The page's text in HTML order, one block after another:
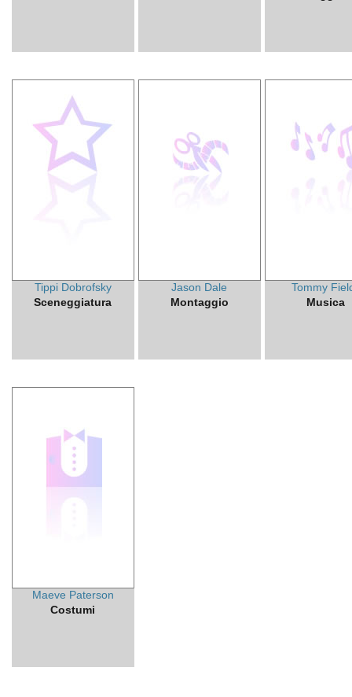
Tippi Dobrofsky
Sceneggiatura
Jason Dale
Montaggio
Tommy
Musica
Maeve Paterson
Costumi